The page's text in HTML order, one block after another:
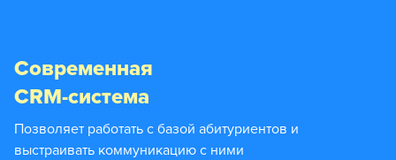
Современная
CRM-система
Позволяет работать с базой абитуриентов и
выстраивать коммуникацию с ними